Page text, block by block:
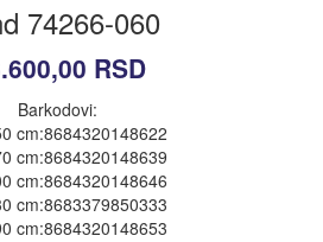
74266-060
RSD
Barkodovi:
cm:8684320148622
cm:8684320148639
cm:8684320148646
cm:8683379850333
cm:8684320148653